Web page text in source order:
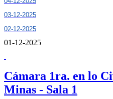
03-12-2025
02-12-2025
01-12-2025
Cámara 1ra. en lo
Minas - Sala 1